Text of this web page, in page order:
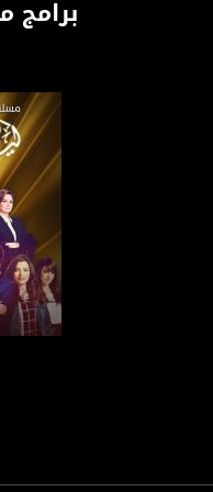
يوتيوب:
feed
بينترست:
فيميو:
غوغل+:
‫#‏عرب_٤٨
برامج